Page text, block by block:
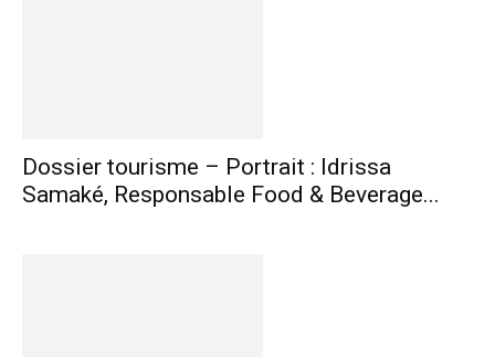
Dossier tourisme – Portrait : Idrissa
Samaké, Responsable Food & Beverage...